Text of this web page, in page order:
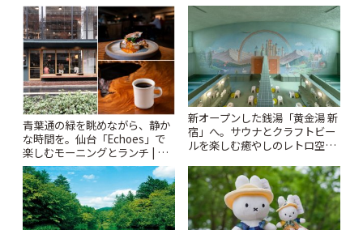
「Kimamaya T&K」 | ことりっ
ぷ
青葉通の緑を眺めながら、静か
な時間を。仙台「Echoes」で
楽しむモーニングとランチ | こ
とりっぷ
新オープンした銭湯「黄金湯 新
宿」へ。サウナとクラフトビー
ルを楽しむ癒やしのレトロ空間